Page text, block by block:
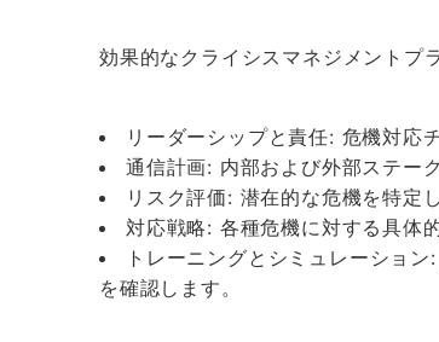
効果的なクライシスマネジメントプ
リーダーシップと責任: 危機対応
通信計画: 内部および外部ステー
リスク評価: 潜在的な危機を特定
対応戦略: 各種危機に対する具体
トレーニングとシミュレーショ
を確認します。